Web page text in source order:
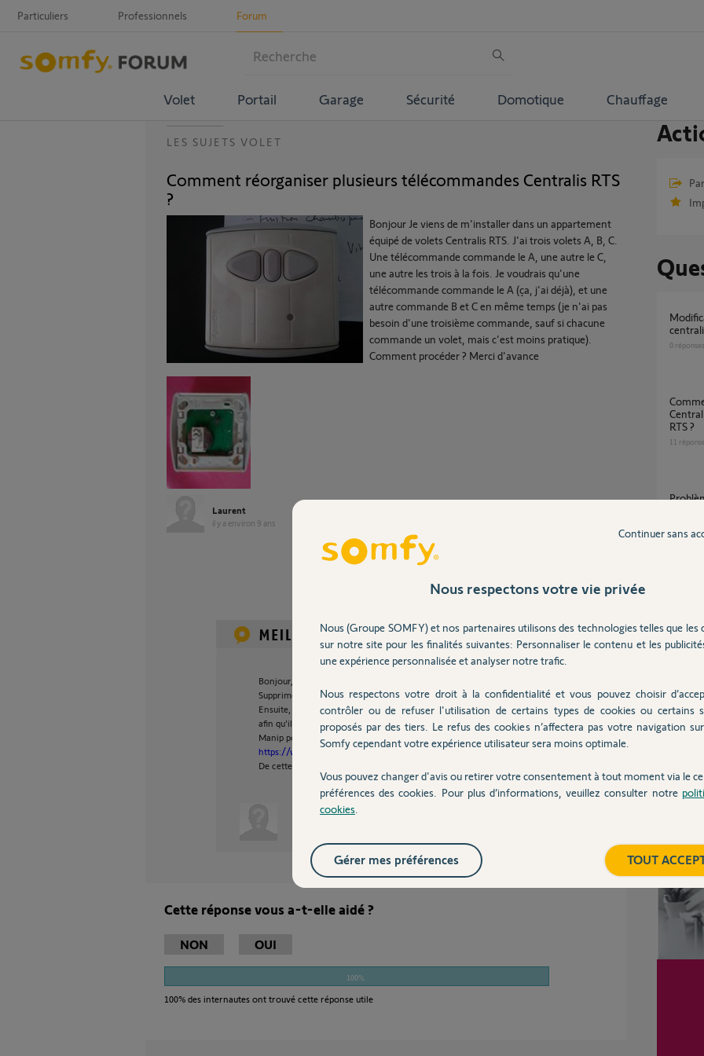
Particuliers Professionnels Forum
Volet Portail Garage Sécurité Domotique Chauffage
LES SUJETS VOLET
Comment réorganiser plusieurs télécommandes Centralis RTS
?
Bonjour Je viens de m'installer dans un appartement
équipé de volets Centralis RTS. J'ai trois volets A, B, C.
Une télécommande commande le A, une autre le C,
une autre les trois à la fois. Je voudrais qu'une
télécommande commande le A (ça, j'ai déjà), et une
autre commande B et C en même temps (je n'ai pas
besoin d'une troisième commande, sauf si chacune
commande un volet, mais c'est moins pratique).
Comment procéder ? Merci d'avance
Laurent
il y a environ 9 ans
Participer au fil de discussion
Bonjour,
Supprimez les TC B et C des VR par appui long >7s sur le bouton prog.
Ensuite, enregistrez une TC dans les VR en isolant électriquement le VR A
afin qu'il ne s'affecte pas des prog sur VR B/C.
Manip pour enregistrer la Tc:
https://www.somfy.fr/support/videos/volet-roulant/reglage...
De cette manière la TC pilotera les VR B et C.
Cette réponse vous a-t-elle aidé ?
NON OUI
100%
100% des internautes ont trouvé cette réponse utile
Modification programmation Telecommande
0 réponses
Comment régler un point de commande
RTS ?
11
1réponse
Nous respectons votre vie privée
Nous (Groupe SOMFY) et nos partenaires utilisons des technologies telles que les
sur notre site pour les finalités suivantes: Personnaliser le contenu et les
une expérience personnalisée et analyser notre trafic.
Nous respectons votre droit à la confidentialité et vous pouvez choisir
contrôler ou de refuser l'utilisation de certains types de cookies ou certains
proposés par des tiers. Le refus des cookies n’affectera pas votre navigation
Somfy cependant votre expérience utilisateur sera moins optimale.
Vous pouvez changer d'avis ou retirer votre consentement à tout moment via le
préférences des cookies. Pour plus d’informations, veuillez consulter notre
cookies
Continuer sans
TOUT
Gérer mes préférences